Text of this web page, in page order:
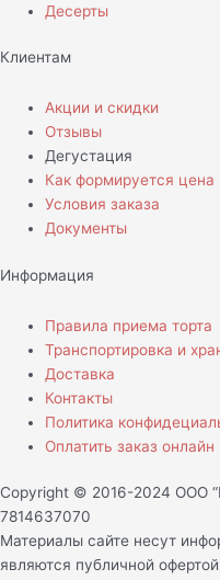
Десерты
Клиентам
Акции и скидки
Отзывы
Дегустация
Как формируется цена
Условия заказа
Документы
Информация
Правила приема торта
Транспортировка и
Доставка
Контакты
Политика
Оплатить заказ онлайн
Copyright © 2016-2024 ООО
7814637070
Материалы сайте несут
являются публичной